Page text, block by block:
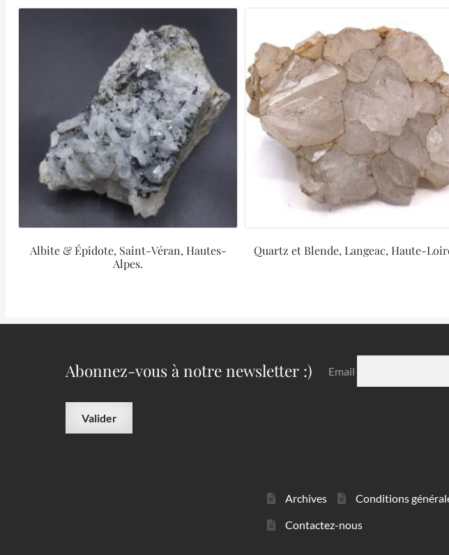
Albite & Épidote, Saint-Véran, Hautes-
Alpes.
Quartz et Blende, Langeac, Haute-
Abonnez-vous à notre newsletter :) Email
Archives Conditions
Contactez-nous